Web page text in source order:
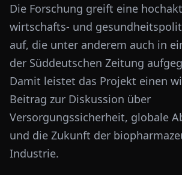
Die Forschung greift eine
wirtschafts- und
auf, die unter anderem auch in
der Süddeutschen Zeitung
Damit leistet das Projekt einen
Beitrag zur Diskussion über
Versorgungssicherheit, globale
und die Zukunft der
Industrie.